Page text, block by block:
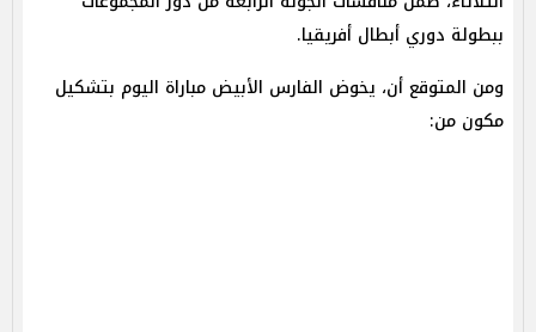
ببطولة دوري أبطال أفريقيا.
ومن المتوقع أن، يخوض الفارس الأبيض مباراة اليوم بتشكيل
مكون من: